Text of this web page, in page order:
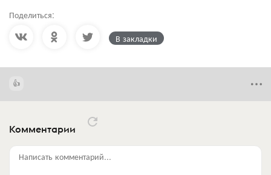
Поделиться:
В закладки
Комментарии
Написать комментарий...